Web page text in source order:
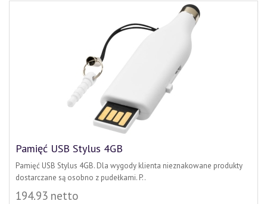
Pamięć USB Stylus 4GB
Pamięć USB Stylus 4GB. Dla wygody klienta nieznakowane produkty
dostarczane są osobno z pudełkami. P..
194.93 netto